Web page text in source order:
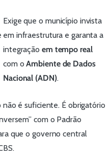
Exige que o município invista
em infraestrutura e garanta a
integração em tempo real
com oAmbiente de Dados
Nacional (ADN).
é suficiente. É obrigatório
com o Padrão
que o governo central